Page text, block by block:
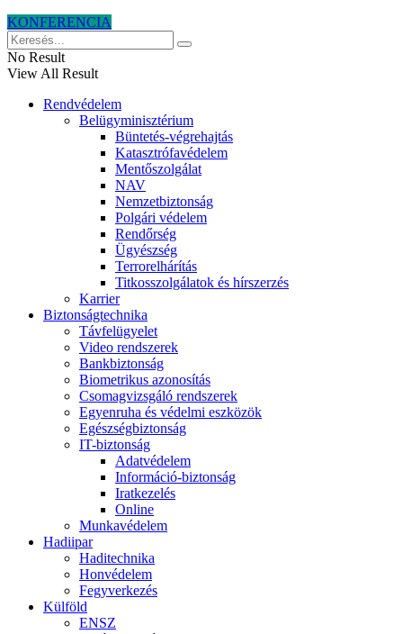
KONFERENCIA
No Result
View All Result
Rendvédelem
Belügyminisztérium
Büntetés-végrehajtás
Katasztrófavédelem
Mentőszolgálat
NAV
Nemzetbiztonság
Polgári védelem
Rendőrség
Ügyészség
Terrorelhárítás
Titkosszolgálatok és hírszerzés
Karrier
Biztonságtechnika
Távfelügyelet
Video rendszerek
Bankbiztonság
Biometrikus azonosítás
Csomagvizsgáló rendszerek
Egyenruha és védelmi eszközök
Egészségbiztonság
IT-biztonság
Adatvédelem
Információ-biztonság
Iratkezelés
Online
Munkavédelem
Hadiipar
Haditechnika
Honvédelem
Fegyverkezés
Külföld
ENSZ